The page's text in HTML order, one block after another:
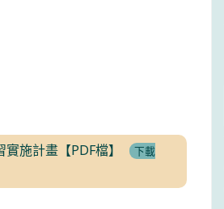
施計畫【PDF檔】
下載